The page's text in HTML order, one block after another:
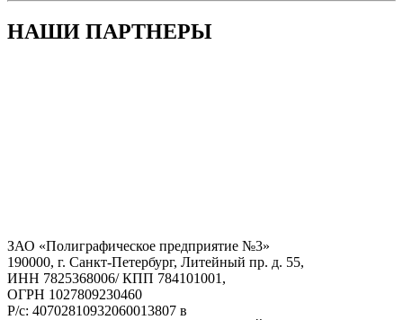
НАШИ ПАРТНЕРЫ
ЗАО «Полиграфическое предприятие №3»
190000, г. Санкт-Петербург, Литейный пр. д. 55,
ИНН 7825368006/ КПП 784101001,
ОГРН 1027809230460
Р/с: 40702810932060013807 в